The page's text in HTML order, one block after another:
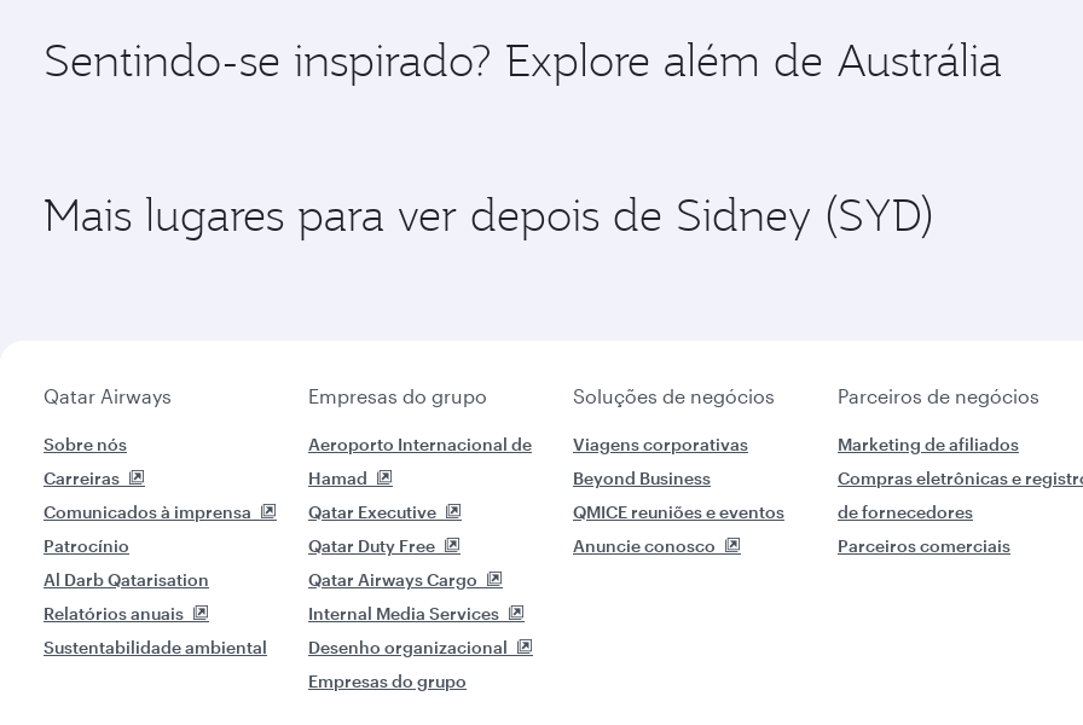
Sentindo-se inspirado? Explore além de Austrália
Mais lugares para ver depois de Sidney (SYD)
Qatar Airways
Sobre nós
Carreiras
Comunicados à imprensa
Patrocínio
Al Darb Qatarisation
Relatórios anuais
Sustentabilidade ambiental
Empresas do grupo
Aeroporto Internacional de
Hamad
Qatar Executive
Qatar Duty Free
Qatar Airways Cargo
Internal Media Services
Desenho organizacional
Empresas do grupo
Soluções de negócios
Viagens corporativas
Beyond Business
QMICE reuniões e eventos
Anuncie conosco
Parceiros de negócios
Marketing de afiliados
Compras eletrônicas e
de fornecedores
Parceiros comerciais